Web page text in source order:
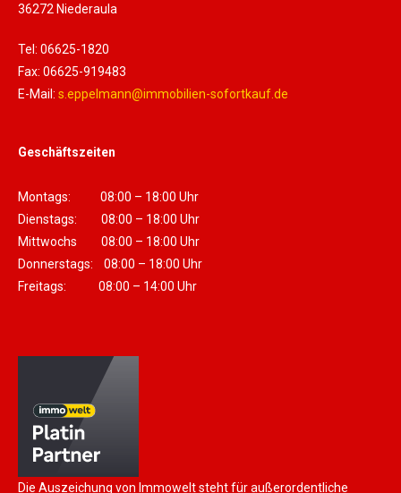
36272 Niederaula
Tel: 06625-1820
Fax: 06625-919483
E-Mail: s.eppelmann@immobilien-sofortkauf.de
Geschäftszeiten
Montags: 08:00 – 18:00 Uhr
Dienstags: 08:00 – 18:00 Uhr
Mittwochs 08:00 – 18:00 Uhr
Donnerstags: 08:00 – 18:00 Uhr
Freitags: 08:00 – 14:00 Uhr
Die Auszeichung von Immowelt steht für außerordentliche